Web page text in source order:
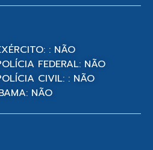
: NÃO
FEDERAL: NÃO
CIVIL: : NÃO
NÃO